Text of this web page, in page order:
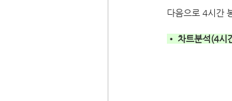
다음으로 4시간
• 차트분석(4